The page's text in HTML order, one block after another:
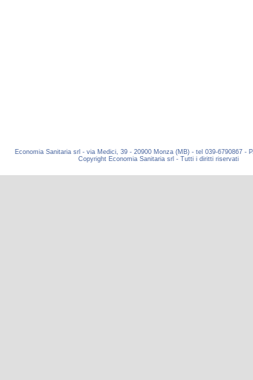
Economia Sanitaria srl - via Medici, 39 - 20900 Monza (MB) - tel 039-6790867 -
Copyright Economia Sanitaria srl - Tutti i diritti riservati